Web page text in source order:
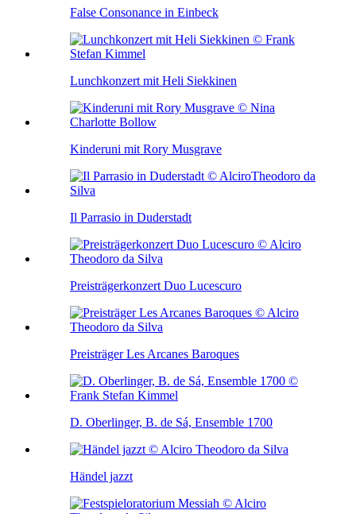
False Consonance in Einbeck
Lunchkonzert mit Heli Siekkinen
Kinderuni mit Rory Musgrave
Il Parrasio in Duderstadt
Preisträgerkonzert Duo Lucescuro
Preisträger Les Arcanes Baroques
D. Oberlinger, B. de Sá, Ensemble 1700
Händel jazzt